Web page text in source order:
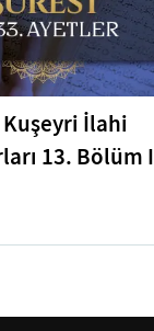
İlahi
13. Bölüm I